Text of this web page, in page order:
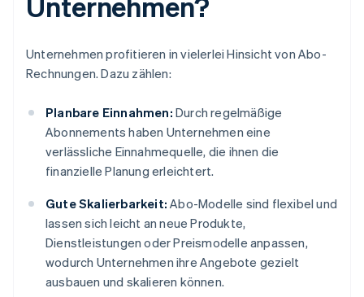
Unternehmen profitieren in vielerlei Hinsicht von Abo-
Rechnungen. Dazu zählen:
Planbare Einnahmen: Durch regelmäßige
Abonnements haben Unternehmen eine
verlässliche Einnahmequelle, die ihnen die
finanzielle Planung erleichtert.
Gute Skalierbarkeit: Abo-Modelle sind flexibel und
lassen sich leicht an neue Produkte,
Dienstleistungen oder Preismodelle anpassen,
wodurch Unternehmen ihre Angebote gezielt
ausbauen und skalieren können.